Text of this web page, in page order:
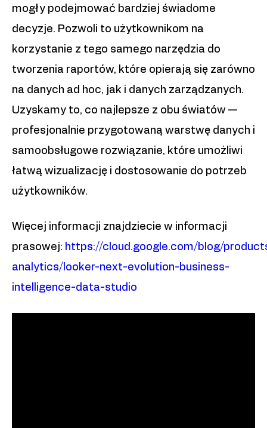
mogły podejmować bardziej świadome
decyzje. Pozwoli to użytkownikom na
korzystanie z tego samego narzędzia do
tworzenia raportów, które opierają się zarówno
na danych ad hoc, jak i danych zarządzanych.
Uzyskamy to, co najlepsze z obu światów —
profesjonalnie przygotowaną warstwę danych i
samoobsługowe rozwiązanie, które umożliwi
łatwą wizualizację i dostosowanie do potrzeb
użytkowników.
Więcej informacji znajdziecie w informacji
prasowej: https://cloud.google.com/blog/
analytics/looker-next-evolution-business-
intelligence-data-studio